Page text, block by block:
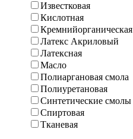
Известковая
Кислотная
Кремнийорганическая
Латекс Акриловый
Латексная
Масло
Полиаргановая смола
Полиуретановая
Синтетические смолы
Спиртовая
Тканевая